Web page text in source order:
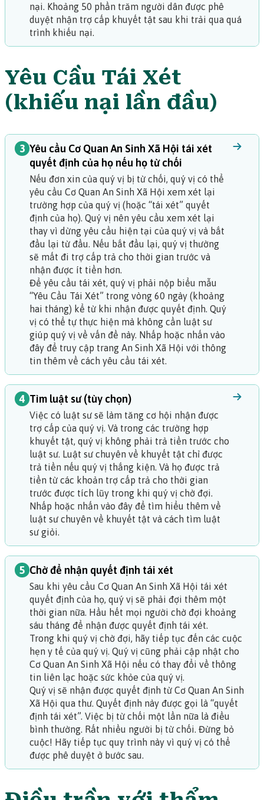
nại. Khoảng 50 phần trăm người dân được phê
duyệt nhận trợ cấp khuyết tật sau khi trải qua quá
trình khiếu nại.
Yêu Cầu Tái Xét
(khiếu nại lần đầu)
3 Yêu cầu Cơ Quan An Sinh Xã Hội tái xét
quyết định của họ nếu họ từ chối
Nếu đơn xin của quý vị bị từ chối, quý vị có thể
yêu cầu Cơ Quan An Sinh Xã Hội xem xét lại
trường hợp của quý vị (hoặc “tái xét” quyết
định của họ). Quý vị nên yêu cầu xem xét lại
thay vì dừng yêu cầu hiện tại của quý vị và bắt
đầu lại từ đầu. Nếu bắt đầu lại, quý vị thường
sẽ mất đi trợ cấp trả cho thời gian trước và
nhận được ít tiền hơn.
Để yêu cầu tái xét, quý vị phải nộp biểu mẫu
“Yêu Cầu Tái Xét” trong vòng 60 ngày (khoảng
hai tháng) kể từ khi nhận được quyết định. Quý
vị có thể tự thực hiện mà không cần luật sư
giúp quý vị về vấn đề này. Nhấp hoặc nhấn vào
đây để truy cập trang An Sinh Xã Hội với thông
tin thêm về cách yêu cầu tái xét.
4 Tìm luật sư (tùy chọn)
Việc có luật sư sẽ làm tăng cơ hội nhận được
trợ cấp của quý vị. Và trong các trường hợp
khuyết tật, quý vị không phải trả tiền trước cho
luật sư. Luật sư chuyên về khuyết tật chỉ được
trả tiền nếu quý vị thắng kiện. Và họ được trả
tiền từ các khoản trợ cấp trả cho thời gian
trước được tích lũy trong khi quý vị chờ đợi.
Nhấp hoặc nhấn vào đây để tìm hiểu thêm về
luật sư chuyên về khuyết tật và cách tìm luật
sư giỏi.
5 Chờ để nhận quyết định tái xét
Sau khi yêu cầu Cơ Quan An Sinh Xã Hội tái xét
quyết định của họ, quý vị sẽ phải đợi thêm một
thời gian nữa. Hầu hết mọi người chờ đợi khoảng
sáu tháng để nhận được quyết định tái xét.
Trong khi quý vị chờ đợi, hãy tiếp tục đến các cuộc
hẹn y tế của quý vị. Quý vị cũng phải cập nhật cho
Cơ Quan An Sinh Xã Hội nếu có thay đổi về thông
tin liên lạc hoặc sức khỏe của quý vị.
Quý vị sẽ nhận được quyết định từ Cơ Quan An Sinh
Xã Hội qua thư. Quyết định này được gọi là “quyết
định tái xét”. Việc bị từ chối một lần nữa là điều
bình thường. Rất nhiều người bị từ chối. Đừng bỏ
cuộc! Hãy tiếp tục quy trình này vì quý vị có thể
được phê duyệt ở bước sau.